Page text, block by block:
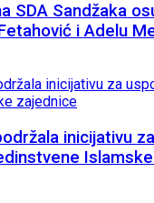
SDA Sandžaka
i Adelu
inicijativu za